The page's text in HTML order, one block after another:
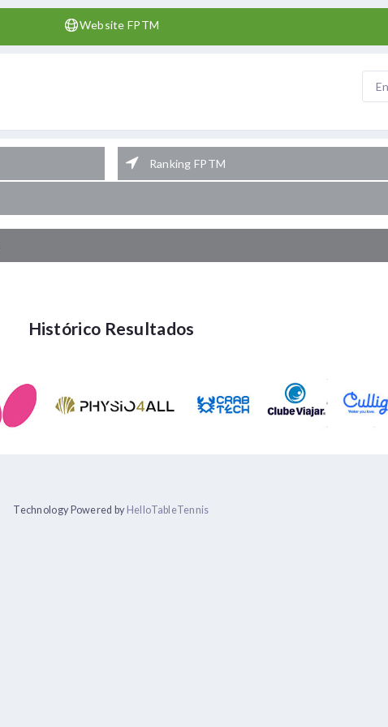
Website FPTM
Ranking FPTM
Histórico Resultados
Technology Powered by HelloTableTennis